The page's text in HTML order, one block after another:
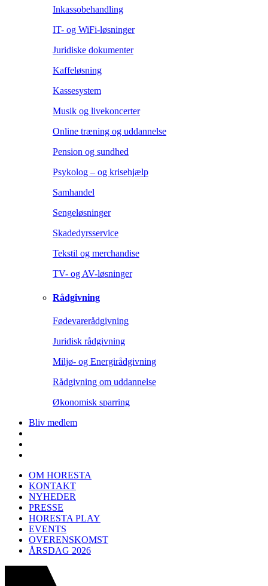
Inkassobehandling
IT- og WiFi-løsninger
Juridiske dokumenter
Kaffeløsning
Kassesystem
Musik og livekoncerter
Online træning og uddannelse
Pension og sundhed
Psykolog – og krisehjælp
Samhandel
Sengeløsninger
Skadedyrsservice
Tekstil og merchandise
TV- og AV-løsninger
Rådgivning
Fødevarerådgivning
Juridisk rådgivning
Miljø- og Energirådgivning
Rådgivning om uddannelse
Økonomisk sparring
Bliv medlem
OM HORESTA
KONTAKT
NYHEDER
PRESSE
HORESTA PLAY
EVENTS
OVERENSKOMST
ÅRSDAG 2026